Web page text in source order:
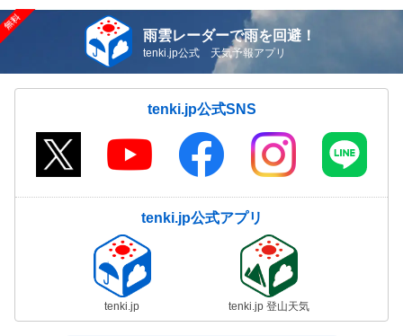
雨雲レーダーで雨を回避！
tenki.jp公式 天気予報アプリ
tenki.jp公式SNS
tenki.jp公式アプリ
tenki.jp tenki.jp 登山天気